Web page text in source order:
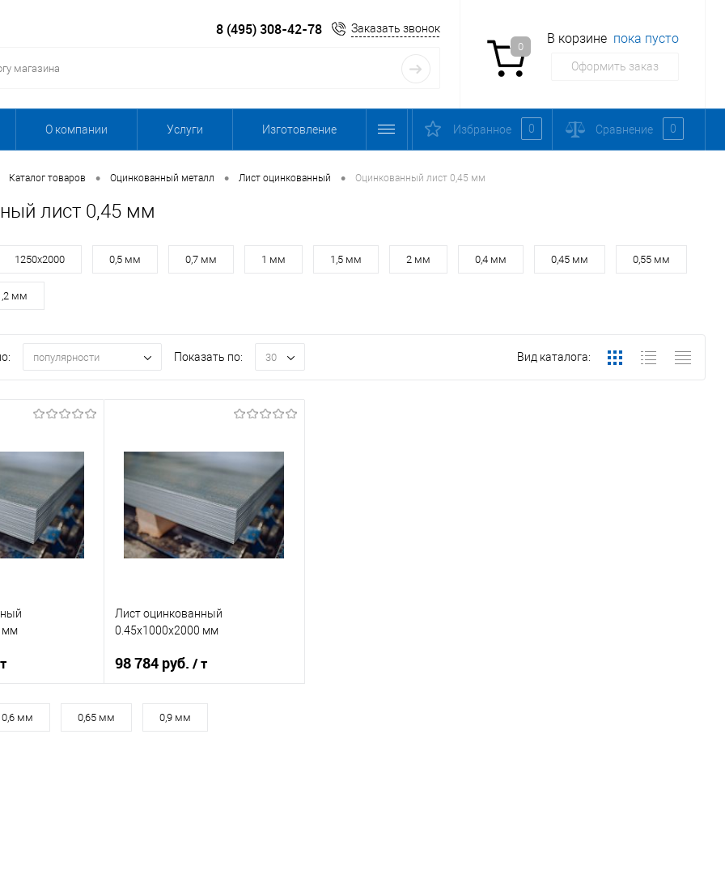
8 (495) 308-42-78 Заказать звонок
0
В корзине пока пусто
Оформить заказ
О компании Услуги Изготовление Избранное 0 Сравнение 0
Каталог товаров • Оцинкованный металл • Лист оцинкованный • Оцинкованный лист 0,45 мм
лист 0,45 мм
1250х2000 0,5 мм 0,7 мм 1 мм 1,5 мм 2 мм 0,4 мм 0,45 мм 0,55 мм
мм
популярности Показать по: 30 Вид каталога:
мм
Ст1-3
Лист оцинкованный
0.45х1000х2000 мм
98 784 руб. / т
Марка стали
0,6 мм 0,65 мм 0,9 мм